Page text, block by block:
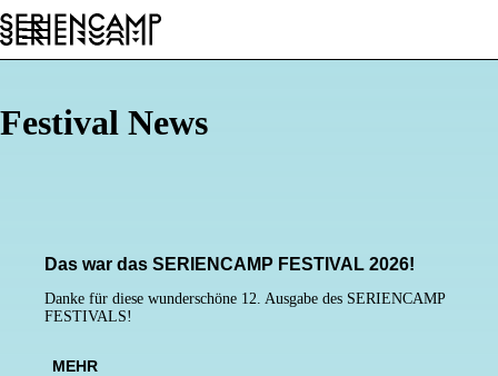
FestivalConference
Festival News
Das war das SERIENCAMP FESTIVAL 2026!
Danke für diese wunderschöne 12. Ausgabe des SERIENCAMP
FESTIVALS!
MEHR